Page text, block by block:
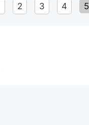
2 3 4 5